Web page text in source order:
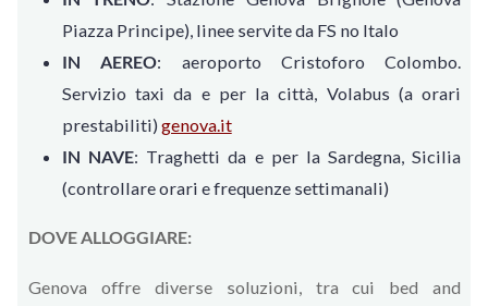
Piazza Principe), linee servite da FS no Italo
IN AEREO: aeroporto Cristoforo Colombo.
Servizio taxi da e per la città, Volabus (a orari
prestabiliti)genova.it
IN NAVE: Traghetti da e per la Sardegna, Sicilia
(controllare orari e frequenze settimanali)
DOVE ALLOGGIARE:
Genova offre diverse soluzioni, tra cui bed and